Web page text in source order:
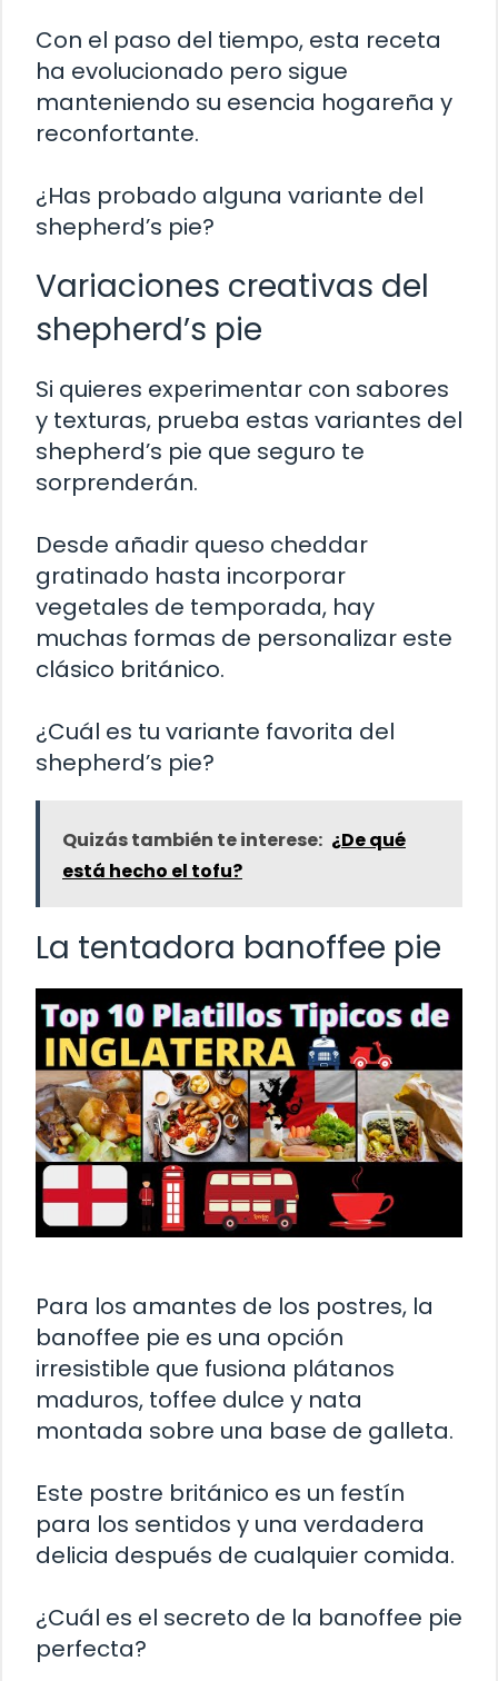
Con el paso del tiempo, esta receta
ha evolucionado pero sigue
manteniendo su esencia hogareña y
reconfortante.
¿Has probado alguna variante del
shepherd’s pie?
Variaciones creativas del
shepherd’s pie
Si quieres experimentar con sabores
y texturas, prueba estas variantes del
shepherd’s pie que seguro te
sorprenderán.
Desde añadir queso cheddar
gratinado hasta incorporar
vegetales de temporada, hay
muchas formas de personalizar este
clásico británico.
¿Cuál es tu variante favorita del
shepherd’s pie?
Quizás también te interese: ¿De qué
está hecho el tofu?
La tentadora banoffee pie
Para los amantes de los postres, la
banoffee pie es una opción
irresistible que fusiona plátanos
maduros, toffee dulce y nata
montada sobre una base de galleta.
Este postre británico es un festín
para los sentidos y una verdadera
delicia después de cualquier comida.
¿Cuál es el secreto de la banoffee pie
perfecta?